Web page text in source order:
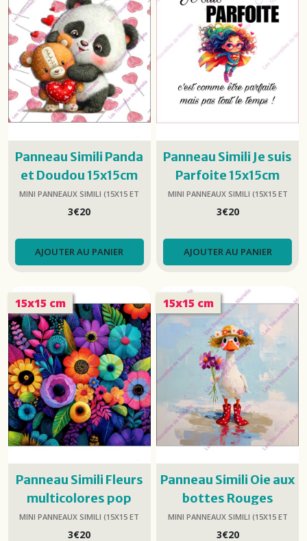
Panneau Simili Panda
et Doudou 15x15cm
MINI PANNEAUX SIMILI (15X15 ET
3€20
AJOUTER AU PANIER
Panneau Simili Je suis
Parfoite 15x15cm
MINI PANNEAUX SIMILI (15X15 ET
3€20
AJOUTER AU PANIER
15x15 cm
Panneau Simili Fleurs
multicolores pop
15x15cm
MINI PANNEAUX SIMILI (15X15 ET
3€20
15x15 cm
Panneau Simili Oie aux
bottes Rouges
15x15cm
MINI PANNEAUX SIMILI (15X15 ET
3€20